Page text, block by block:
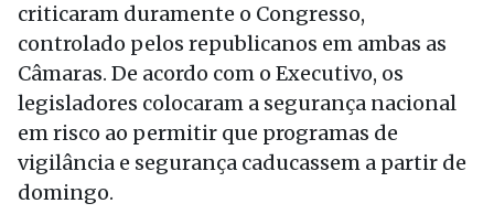
criticaram duramente o Congresso,
controlado pelos republicanos em ambas as
Câmaras. De acordo com o Executivo, os
legisladores colocaram a segurança nacional
em risco ao permitir que programas de
vigilância e segurança caducassem a partir de
domingo.